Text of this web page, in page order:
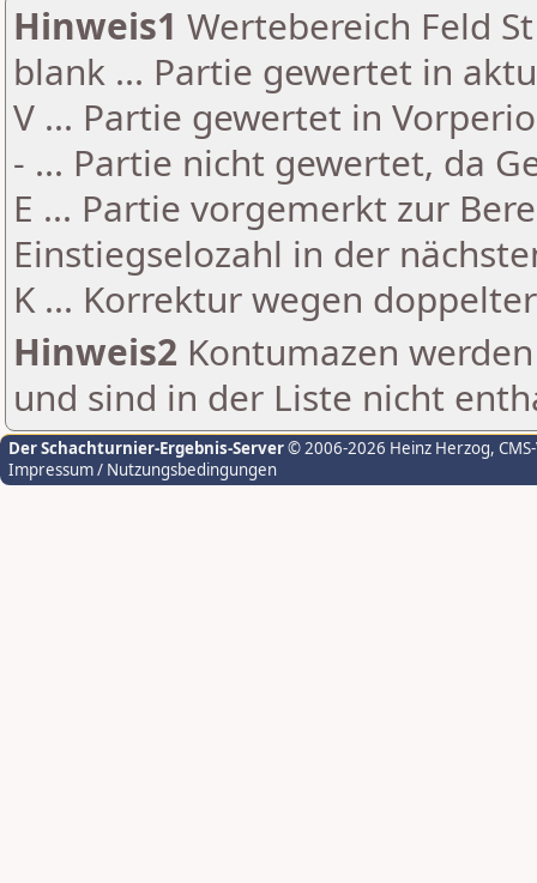
Hinweis1 Wertebereich Feld
blank ... Partie gewertet in
V ... Partie gewertet in
- ... Partie nicht gewertet, da
E ... Partie vorgemerkt zur
Einstiegselozahl in der
K ... Korrektur wegen
Hinweis2 Kontumazen
und sind in der Liste nicht
Der Schachturnier-Ergebnis-Server© 2006-2026 Heinz Herzog,
Impressum / Nutzungsbedingungen